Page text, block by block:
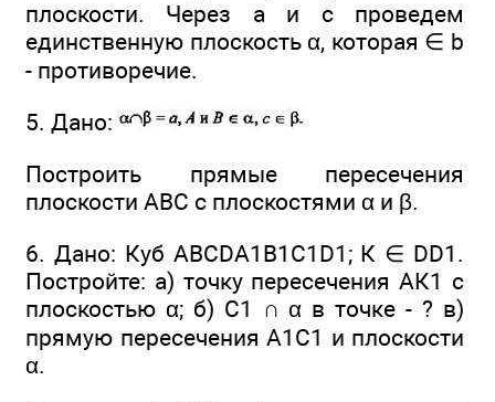
плоскости. Через а и с проведем
единственную плоскость α, которая ∈ b
- противоречие.
5. Дано:
Построить прямые пересечения
плоскости ABC с плоскостями α и β.
6. Дано: Куб ABCDA1B1C1D1; К ∈ DD1.
Постройте: а) точку пересечения АК1 с
плоскостью α; б) С1 ∩ α в точке - ? в)
прямую пересечения A1C1 и плоскости
α.